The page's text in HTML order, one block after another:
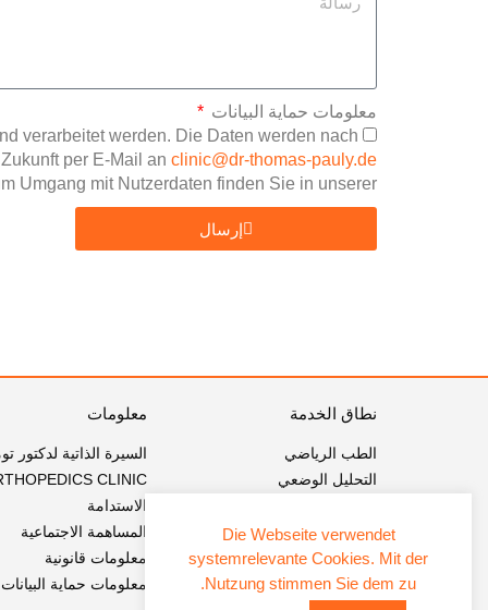
معلومات حماية البيانات
verarbeitet werden. Die Daten werden nach
per E-Mail an clinic@dr-thomas-pauly.de
Umgang mit Nutzerdaten finden Sie in unserer
إرسال
نطاق الخدمة
الطب الرياضي
التحليل الوضعي
التدريب الاهتزازي
العلاج بالموجات الصدمية
معلومات
السيرة الذاتية لدكتور
CLINIC
الاستدامة
المساهمة الاجتماعية
معلومات قانونية
معلومات حماية البيانات
Die Webseite verwendet
systemrelevante Cookies. Mit der
Nutzung stimmen Sie dem zu.